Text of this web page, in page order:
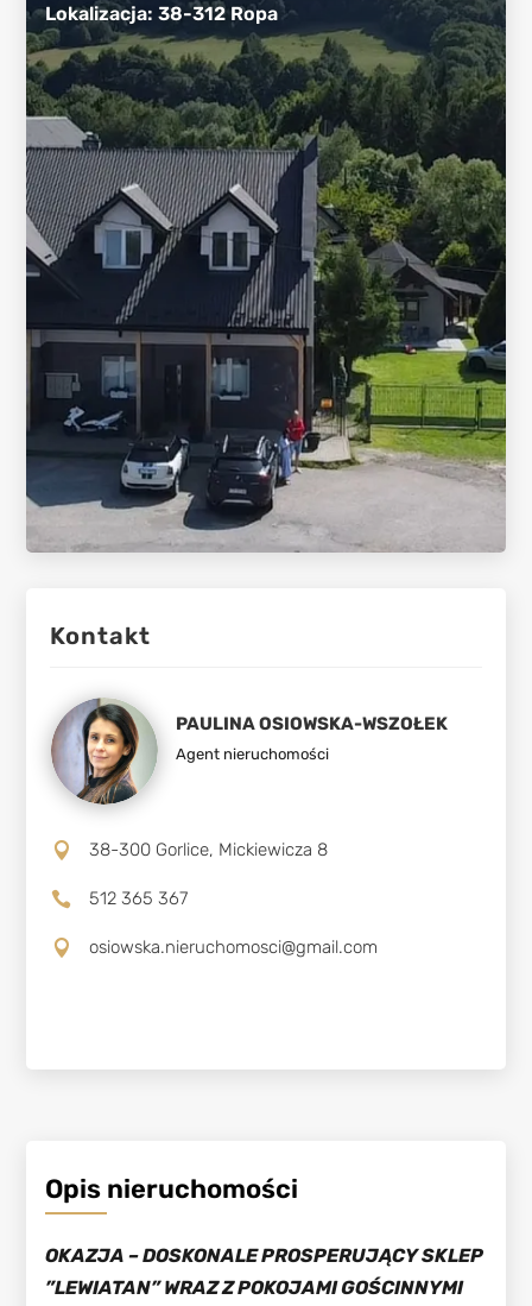
Lokalizacja:38-312 Ropa
Kontakt
PAULINA OSIOWSKA-WSZOŁEK
Agent nieruchomości
 38-300 Gorlice, Mickiewicza 8
 512 365 367
 osiowska.nieruchomosci@gmail.com
Opis nieruchomości
OKAZJA – DOSKONALE PROSPERUJĄCY SKLEP
”LEWIATAN” WRAZ Z POKOJAMI GOŚCINNYMI